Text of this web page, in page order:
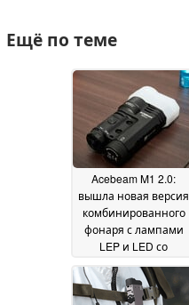
Ещё по теме
Acebeam M1 2.0:
вышла новая версия
комбинированного
фонаря с лампами
LEP и LED со
скидкой06 July 2026